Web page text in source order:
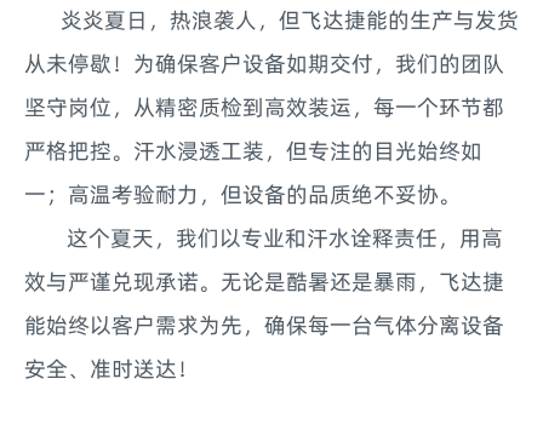
炎炎夏日，热浪袭人，但飞达捷能的生产与发货
从未停歇！为确保客户设备如期交付，我们的团队
坚守岗位，从精密质检到高效装运，每一个环节都
严格把控。汗水浸透工装，但专注的目光始终如
一；高温考验耐力，但设备的品质绝不妥协。
这个夏天，我们以专业和汗水诠释责任，用高
效与严谨兑现承诺。无论是酷暑还是暴雨，飞达捷
能始终以客户需求为先，确保每一台气体分离设备
安全、准时送达！